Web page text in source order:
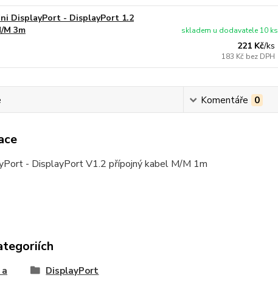
DisplayPort - DisplayPort 1.2
M 3m
221 Kč/ks
183 Kč bez DPH
skladem u dodavatele 10 ks
Komentáře 0
- DisplayPort V1.2 přípojný kabel M/M 1m
DisplayPort